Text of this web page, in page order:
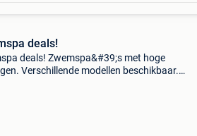
deals!
deals! Zwemspa&#39;s met hoge
Verschillende modellen beschikbaar.